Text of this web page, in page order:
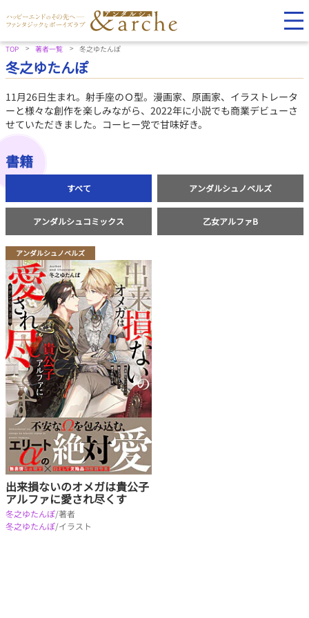
TOP 著者一覧 冬之ゆたんぽ
冬之ゆたんぽ
11月26日生まれ。射手座のＯ型。漫画家、原画家、イラストレータ
ーと様々な創作を楽しみながら、2022年に小説でも商業デビューさ
せていただきました。コーヒー党で甘味好き。
書籍
すべて アンダルシュノベルズ
アンダルシュコミックス 乙女アルファB
アンダルシュノベルズ
出来損ないのオメガは貴公子
アルファに愛され尽くす
冬之ゆたんぽ/著者
冬之ゆたんぽ/イラスト